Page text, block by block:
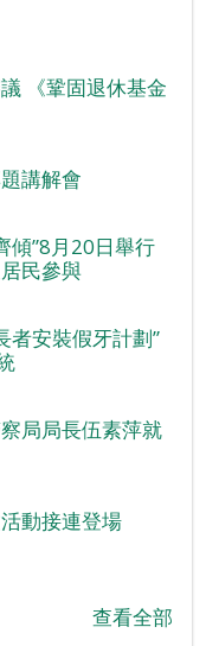
《鞏固退休基金
講解會
傾”8月20日舉行
民參與
者安裝假牙計劃”
局局長伍素萍就
動接連登場
查看全部